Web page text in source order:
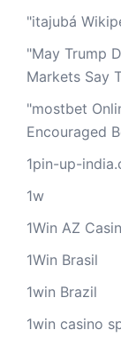
"itajubá
"May Trump
Markets Say
"mostbet
Encouraged
1pin-up-
1w
1Win AZ
1Win Brasil
1win Brazil
1win casino